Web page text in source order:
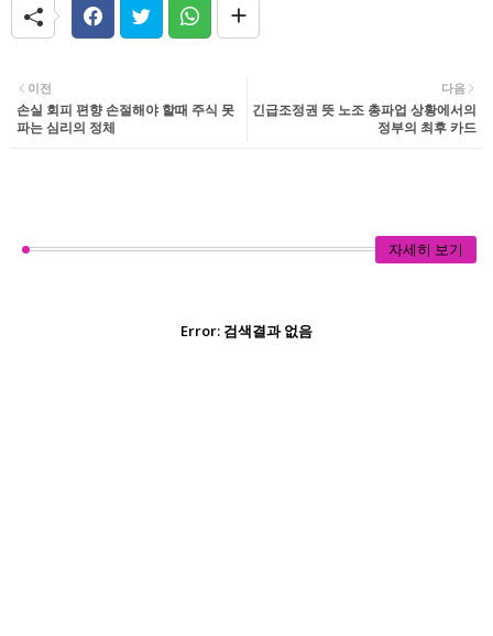
다음
긴급조정권 뜻 노조 총파업 상황에서의
정부의 최후 카드
이전
손실 회피 편향 손절해야 할때 주식 못
파는 심리의 정체
자세히 보기
Error: 검색결과 없음